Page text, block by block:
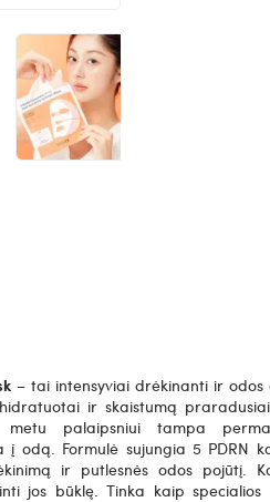
– tai intensyviai drėkinanti ir odos
ir skaistumą
palaipsniui tampa
odą. Formulė sujungia 5 PDRN
ir putlesnės odos pojūtį.
jos būklę. Tinka kaip specialios